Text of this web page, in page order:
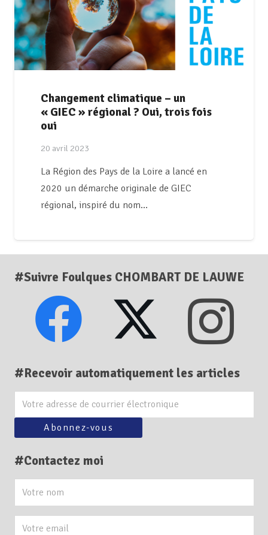
Changement climatique – un
« GIEC » régional ? Oui, trois fois
oui
20 avril 2023
La Région des Pays de la Loire a lancé en
2020 un démarche originale de GIEC
régional, inspiré du nom…
#Suivre Foulques CHOMBART DE LAUWE
#Recevoir automatiquement les articles
#Contactez moi